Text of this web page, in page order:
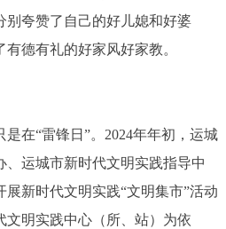
别夸赞了自己的好儿媳和好婆
德有礼的好家风好家教。
在“雷锋日”。2024年年初，运城
运城市新时代文明实践指导中
新时代文明实践“文明集市”活动
文明实践中心（所、站）为依